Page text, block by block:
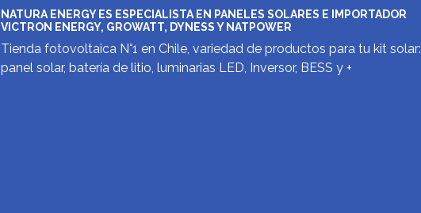
NATURA ENERGY ES ESPECIALISTA EN PANELES SOLARES E IMPORTADOR
VICTRON ENERGY, GROWATT, DYNESS Y NATPOWER
Tienda fotovoltaica N°1 en Chile, variedad de productos para tu kit solar:
panel solar, batería de litio, luminarias LED, Inversor, BESS y +